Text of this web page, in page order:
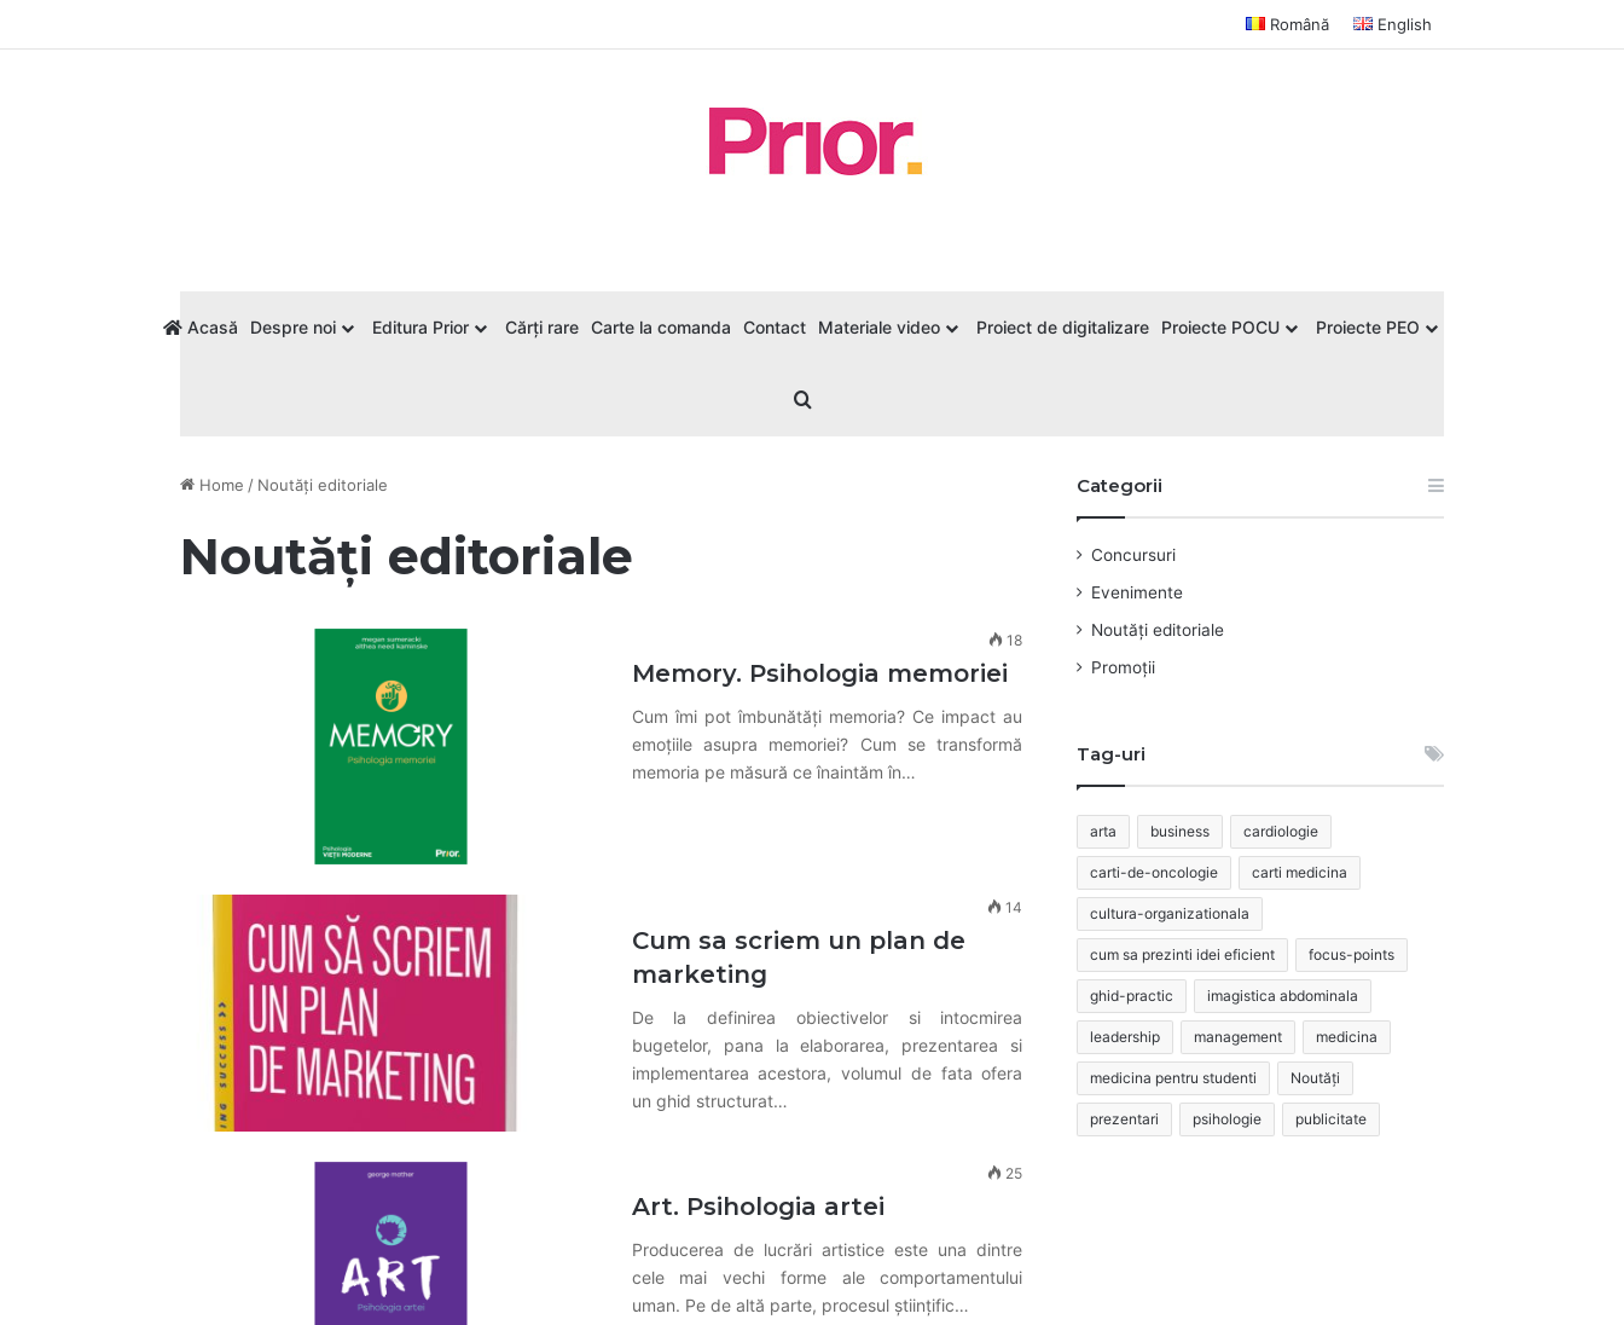
Română English
Acasă Despre noi Editura Prior Cărți rare Carte la comanda Contact Materiale video Proiect de digitalizare Proiecte POCU Proiecte PEO
Home / Noutăți editoriale
Noutăți editoriale
18
Memory. Psihologia memoriei
Cum îmi pot îmbunătăți memoria? Ce impact au
emoțiile asupra memoriei? Cum se transformă
memoria pe măsură ce înaintăm în…
14
Cum sa scriem un plan de
marketing
De la definirea obiectivelor si intocmirea
bugetelor, pana la elaborarea, prezentarea si
implementarea acestora, volumul de fata ofera
un ghid structurat…
25
Art. Psihologia artei
Producerea de lucrări artistice este una dintre
cele mai vechi forme ale comportamentului
uman. Pe de altă parte, procesul științific…
Categorii
Concursuri
Evenimente
Noutăți editoriale
Promoții
Tag-uri
arta business cardiologie
carti-de-oncologie carti medicina
cultura-organizationala
cum sa prezinti idei eficient focus-points
ghid-practic imagistica abdominala
leadership management medicina
medicina pentru studenti Noutăți
prezentari psihologie publicitate